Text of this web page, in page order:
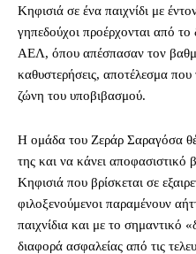
Κηφισιά σε ένα παιχνίδι με
γηπεδούχοι προέρχονται από
ΑΕΛ, όπου απέσπασαν τον
καθυστερήσεις, αποτέλεσμα
ζώνη του υποβιβασμού.
Η ομάδα του Ζεράρ Σαραγόσα
της και να κάνει αποφασιστικό
Κηφισιά που βρίσκεται σε
φιλοξενούμενοι παραμένουν
παιχνίδια και με το σημαντικό
διαφορά ασφαλείας από τις